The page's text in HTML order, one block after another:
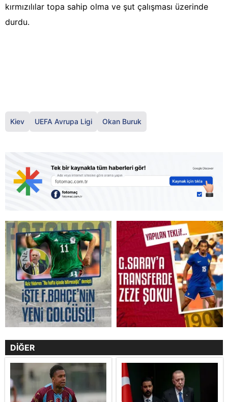
kırmızılılar topa sahip olma ve şut çalışması üzerinde
durdu.
Kiev UEFA Avrupa Ligi Okan Buruk
DİĞER